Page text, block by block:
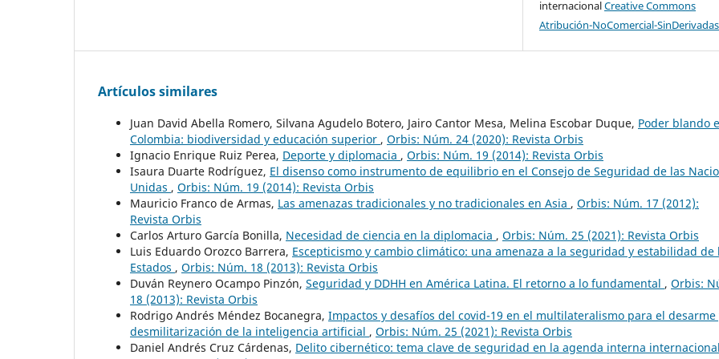
internacionalCreative Commons
Atribución-NoComercial-
Artículos similares
Juan David Abella Romero, Silvana Agudelo Botero, Jairo Cantor Mesa, Melina Escobar Duque, Poder blando
Colombia: biodiversidad y educación superior , Orbis: Núm. 24 (2020): Revista Orbis
Ignacio Enrique Ruiz Perea, Deporte y diplomacia , Orbis: Núm. 19 (2014): Revista Orbis
Isaura Duarte Rodríguez, El disenso como instrumento de equilibrio en el Consejo de Seguridad de las
Unidas , Orbis: Núm. 19 (2014): Revista Orbis
Mauricio Franco de Armas, Las amenazas tradicionales y no tradicionales en Asia , Orbis: Núm. 17 (2012):
Revista Orbis
Carlos Arturo García Bonilla, Necesidad de ciencia en la diplomacia , Orbis: Núm. 25 (2021): Revista Orbis
Luis Eduardo Orozco Barrera, Escepticismo y cambio climático: una amenaza a la seguridad y estabilidad de
Estados , Orbis: Núm. 18 (2013): Revista Orbis
Duván Reynero Ocampo Pinzón, Seguridad y DDHH en América Latina. El retorno a lo fundamental , Orbis:
18 (2013): Revista Orbis
Rodrigo Andrés Méndez Bocanegra, Impactos y desafíos del covid-19 en el multilateralismo para el desarme
desmilitarización de la inteligencia artificial , Orbis: Núm. 25 (2021): Revista Orbis
Daniel Andrés Cruz Cárdenas, Delito cibernético: tema clave de seguridad en la agenda interna internacional